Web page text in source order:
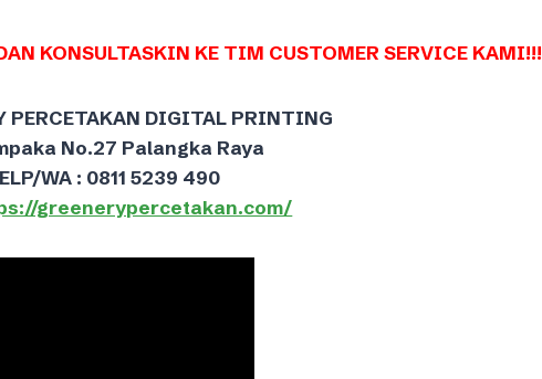
KONSULTASKIN KE TIM CUSTOMER SERVICE KAMI!!!
PERCETAKAN DIGITAL PRINTING
No.27 Palangka Raya
WA : 0811 5239 490
greenerypercetakan.com/